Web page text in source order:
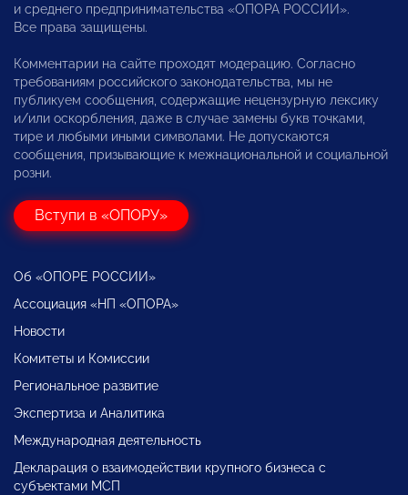
и среднего предпринимательства «ОПОРА РОССИИ».
Все права защищены.
Комментарии на сайте проходят модерацию. Согласно
требованиям российского законодательства, мы не
публикуем сообщения, содержащие нецензурную лексику
и/или оскорбления, даже в случае замены букв точками,
тире и любыми иными символами. Не допускаются
сообщения, призывающие к межнациональной и социальной
розни.
Вступи в «ОПОРУ»
Об «ОПОРЕ РОССИИ»
Ассоциация «НП «ОПОРА»
Новости
Комитеты и Комиссии
Региональное развитие
Экспертиза и Аналитика
Международная деятельность
Декларация о взаимодействии крупного бизнеса с
субъектами МСП